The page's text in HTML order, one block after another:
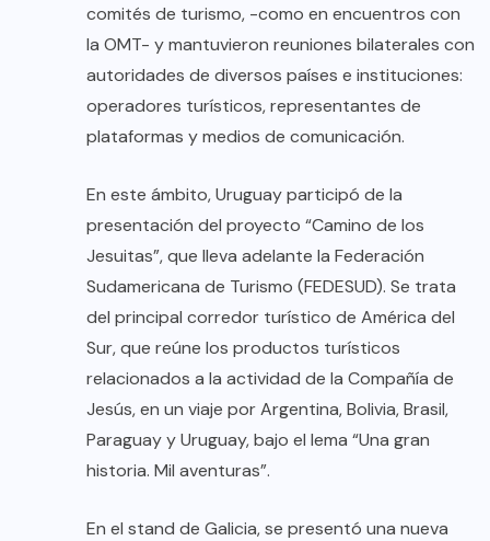
comités de turismo, -como en encuentros con
la OMT- y mantuvieron reuniones bilaterales con
autoridades de diversos países e instituciones:
operadores turísticos, representantes de
plataformas y medios de comunicación.
En este ámbito, Uruguay participó de la
presentación del proyecto “Camino de los
Jesuitas”, que lleva adelante la Federación
Sudamericana de Turismo (FEDESUD). Se trata
del principal corredor turístico de América del
Sur, que reúne los productos turísticos
relacionados a la actividad de la Compañía de
Jesús, en un viaje por Argentina, Bolivia, Brasil,
Paraguay y Uruguay, bajo el lema “Una gran
historia. Mil aventuras”.
En el stand de Galicia, se presentó una nueva